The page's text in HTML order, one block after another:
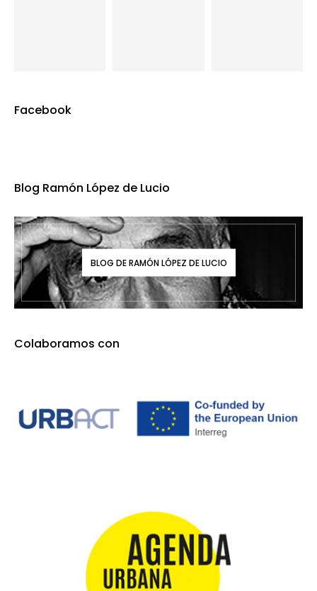
Facebook
Blog Ramón López de Lucio
BLOG DE RAMÓN LÓPEZ DE LUCIO
Colaboramos con